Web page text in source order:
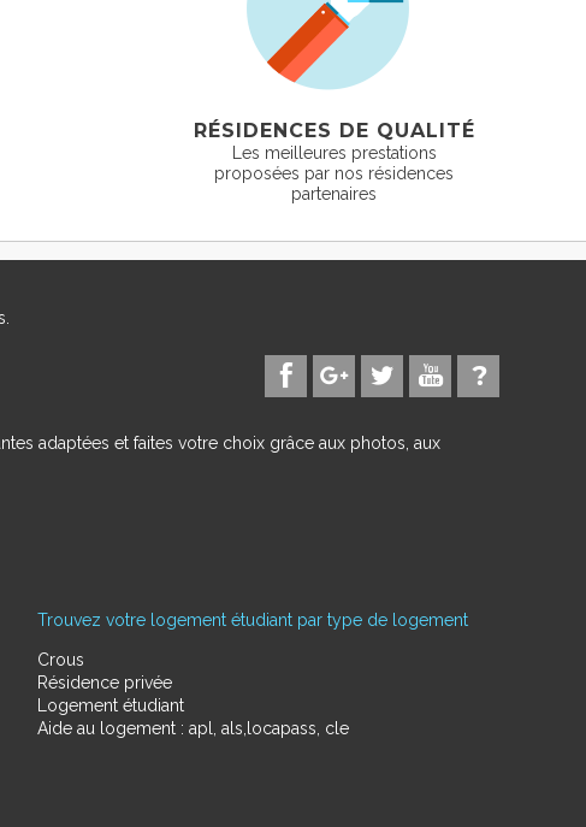
RÉSIDENCES DE QUALITÉ
Les meilleures prestations
proposées par nos résidences
partenaires
adaptées et faites votre choix grâce aux photos, aux
Trouvez votre logement étudiant par type de logement
Crous
Résidence privée
Logement étudiant
Aide au logement : apl, als,locapass, cle